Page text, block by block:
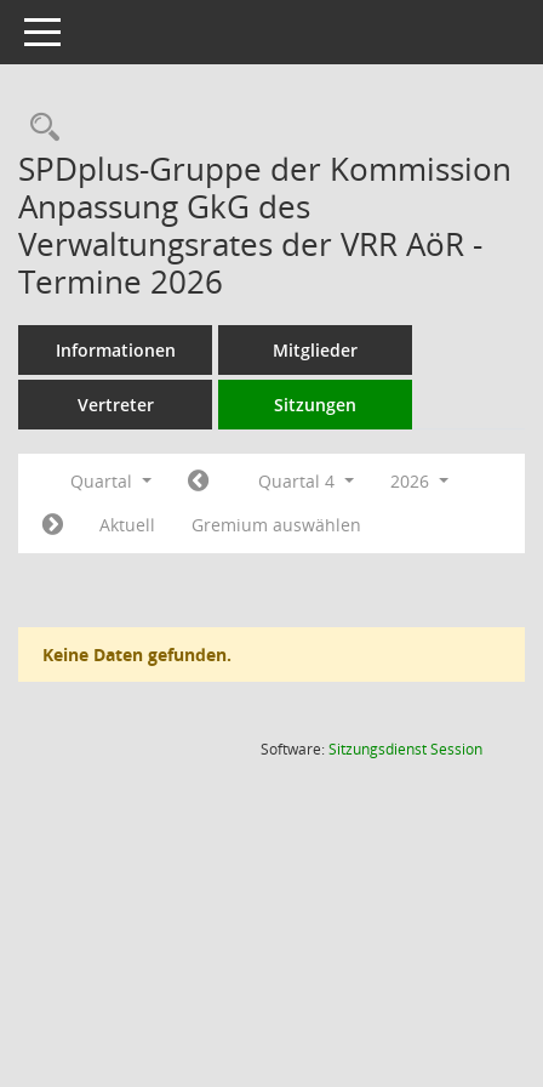
Toggle navigation
Rechercheauswahl
SPDplus-Gruppe der Kommission
Anpassung GkG des
Verwaltungsrates der VRR AöR -
Termine 2026
Informationen Mitglieder
Vertreter Sitzungen
Quartal Quartal 4
2026
Aktuell
Gremium auswählen
Keine Daten gefunden.
Software:SitzungsdienstSession(Wird in